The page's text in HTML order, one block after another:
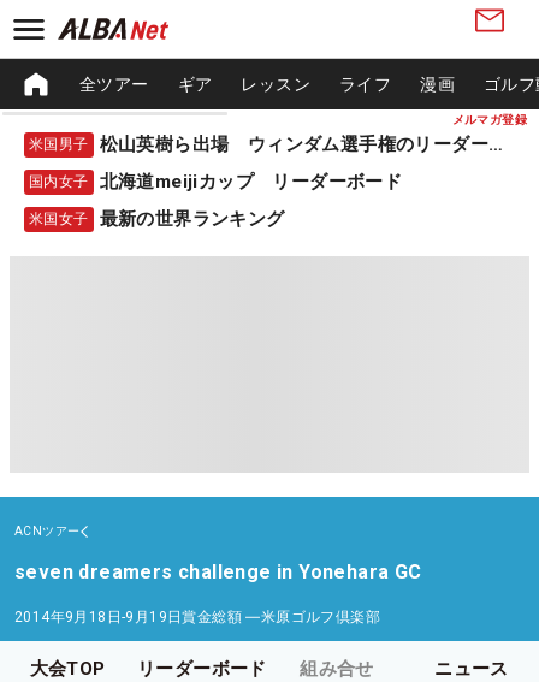
メルマガ登録
全ツアー ギア レッスン ライフ 漫画 ゴル
米国男子 松山英樹ら出場 ウィンダム選手権のリーダーボード
国内女子 北海道meijiカップ リーダーボード
米国女子 最新の世界ランキング
ACNツアー
seven dreamers challenge in Yonehara GC
2014年9月18日-9月19日賞金総額 ―米原ゴルフ倶楽部
大会TOP リーダーボード 組み合せ ニュース